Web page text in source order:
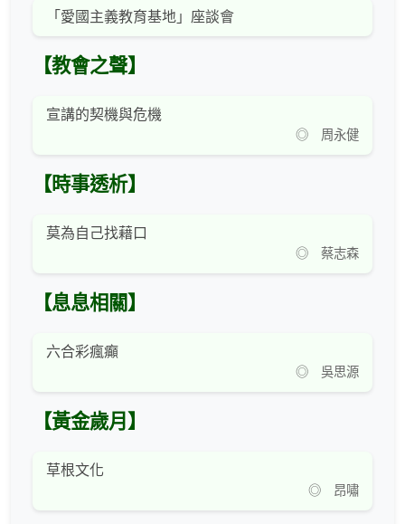
「愛國主義教育基地」座談會
【教會之聲】
宣講的契機與危機
◎ 周永健
【時事透析】
莫為自己找藉口
◎ 蔡志森
【息息相關】
六合彩瘋癲
◎ 吳思源
【黃金歲月】
草根文化
◎ 昂嘯